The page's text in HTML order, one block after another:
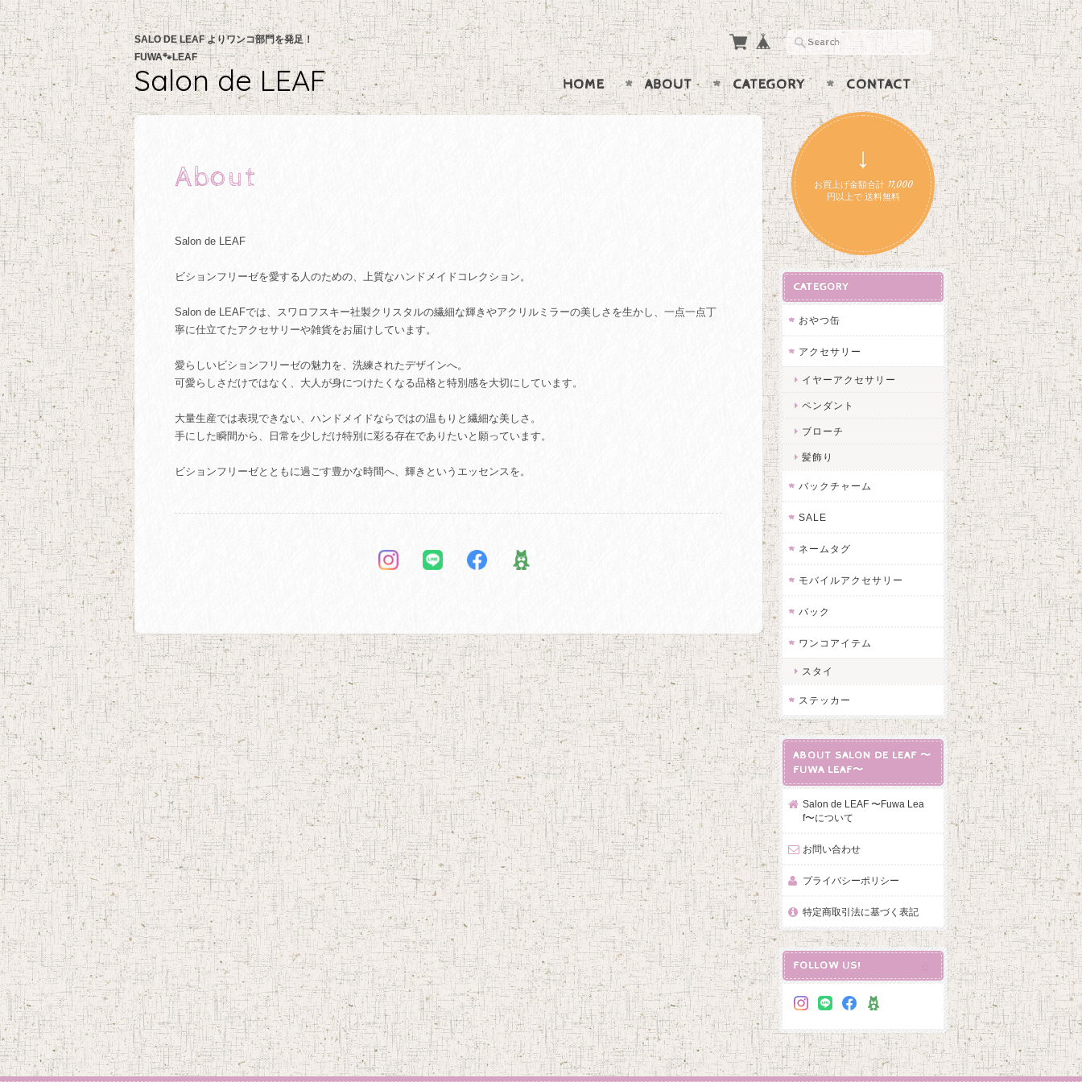
SALO DE LEAF よりワンコ部門を発足！
FUWA🐾LEAF
Salon de LEAF HOME ABOUT CATEGORY CONTACT
About
Salon de LEAF
ビションフリーゼを愛する人のための、上質なハンドメイドコレクション。
Salon de LEAFでは、スワロフスキー社製クリスタルの繊細な輝きやアクリルミラーの美しさを生かし、一点一点丁
寧に仕立てたアクセサリーや雑貨をお届けしています。
愛らしいビションフリーゼの魅力を、洗練されたデザインへ。
可愛らしさだけではなく、大人が身につけたくなる品格と特別感を大切にしています。
大量生産では表現できない、ハンドメイドならではの温もりと繊細な美しさ。
手にした瞬間から、日常を少しだけ特別に彩る存在でありたいと願っています。
ビションフリーゼとともに過ごす豊かな時間へ、輝きというエッセンスを。
↓
お買上げ金額合計 11,000
円以上で 送料無料
CATEGORY
おやつ缶
アクセサリー
イヤーアクセサリー
ペンダント
ブローチ
髪飾り
バックチャーム
SALE
ネームタグ
モバイルアクセサリー
バック
ワンコアイテム
スタイ
ステッカー
ABOUT SALON DE LEAF 〜
FUWA LEAF〜
Salon de LEAF 〜Fuwa Lea
f〜について
お問い合わせ
プライバシーポリシー
特定商取引法に基づく表記
FOLLOW US!